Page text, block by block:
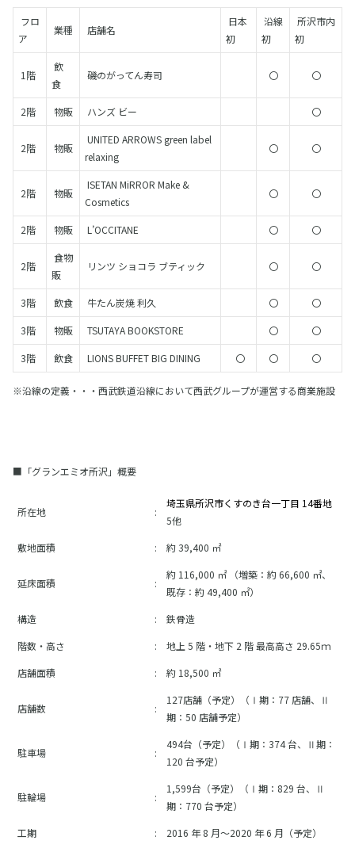
フロ
ア
業種 店舗名
日本
初
沿線
初
所沢市内
初
1階
飲
食
磯のがってん寿司 〇 〇
2階 物販 ハンズ ビー 〇
2階 物販
UNITED ARROWS green label
relaxing
〇 〇
2階 物販
ISETAN MiRROR Make &
Cosmetics
〇 〇
2階 物販 L’OCCITANE 〇 〇
2階
食物
販
リンツ ショコラ ブティック 〇 〇
3階 飲食 牛たん炭焼 利久 〇 〇
3階 物販 TSUTAYA BOOKSTORE 〇 〇
3階 飲食 LIONS BUFFET BIG DINING 〇 〇 〇
※沿線の定義・・・西武鉄道沿線において西武グループが運営する商業施設
■「グランエミオ所沢」概要
所在地 :
埼玉県所沢市くすのき台一丁目 14番地
5他
敷地面積
: 約 39,400 ㎡
延床面積 :
約 116,000 ㎡ （増築：約 66,600 ㎡、
既存：約 49,400 ㎡）
構造
:
鉄骨造
階数・高さ
:
地上 5 階・地下 2 階 最高高さ 29.65ｍ
店舗面積
: 約 18,500 ㎡
店舗数 :
127店舗 （予定）
（Ⅰ期：77 店舗、Ⅱ
期：50 店舗予定）
駐車場 :
494台 （予定）
（Ⅰ期：374 台、Ⅱ期：
120 台予定）
駐輪場 :
1,599台 （予定）
（Ⅰ期：829 台、Ⅱ
期：770 台予定）
工期
: 2016 年 8 月～2020 年 6 月（予定）